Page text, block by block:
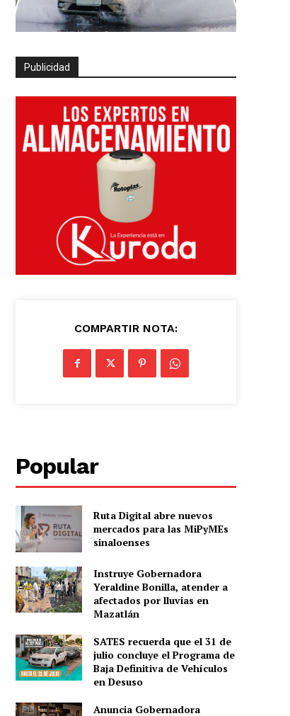
Publicidad
COMPARTIR NOTA:
Popular
Ruta Digital abre nuevos
mercados para las MiPyMEs
sinaloenses
Instruye Gobernadora
Yeraldine Bonilla, atender a
afectados por lluvias en
Mazatlán
SATES recuerda que el 31 de
julio concluye el Programa de
Baja Definitiva de Vehículos
en Desuso
Anuncia Gobernadora